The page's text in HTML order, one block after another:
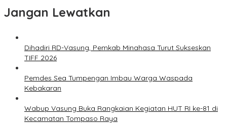
Jangan Lewatkan
Dihadiri RD-Vasung, Pemkab Minahasa Turut Sukseskan
TIFF 2026
Pemdes Sea Tumpengan Imbau Warga Waspada
Kebakaran
Wabup Vasung Buka Rangkaian Kegiatan HUT RI ke-81 di
Kecamatan Tompaso Raya